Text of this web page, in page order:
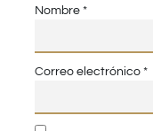
Nombre *
Correo electrónico *